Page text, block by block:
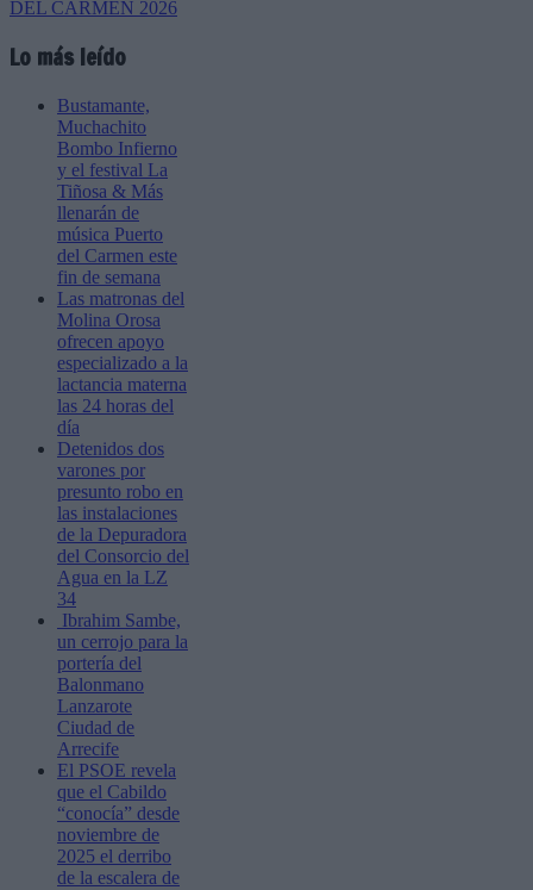
Lo más leído
Bustamante,
Muchachito
Bombo Infierno
y el festival La
Tiñosa & Más
llenarán de
música Puerto
del Carmen este
fin de semana
Las matronas del
Molina Orosa
ofrecen apoyo
especializado a la
lactancia materna
las 24 horas del
día
Detenidos dos
varones por
presunto robo en
las instalaciones
de la Depuradora
del Consorcio del
Agua en la LZ
34
Ibrahim Sambe,
un cerrojo para la
portería del
Balonmano
Lanzarote
Ciudad de
Arrecife
El PSOE revela
que el Cabildo
“conocía” desde
noviembre de
2025 el derribo
de la escalera de